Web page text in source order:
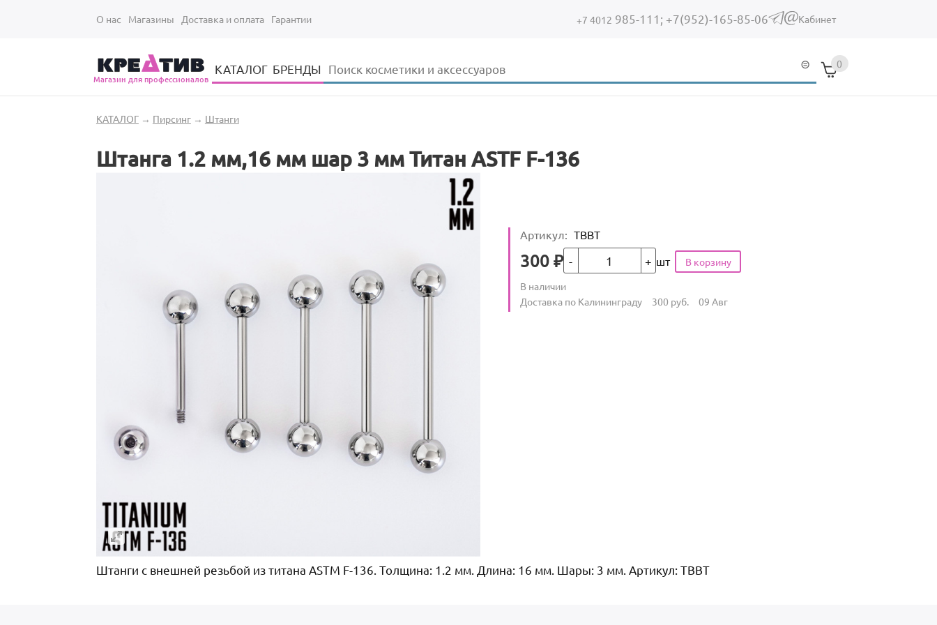
О нас Магазины Доставка и оплата Гарантии +7 4012 985-111; +7(952)-165-85-06 (link sends e-mail)
Кабинет
Магазин для профессионалов
КАТАЛОГ БРЕНДЫ Форма поиска
Поиск 0
Вы здесь
КАТАЛОГ→ Пирсинг→ Штанги
Штанга 1.2 мм,16 мм шар 3 мм Титан ASTF F-136
Артикул: TBBT
Цена
300 ₽Кол-во шт
Количество
В наличии
Условия доставки
Доставка по Калининграду 300 руб. 09 Авг
Штанги с внешней резьбой из титана ASTM F-136. Толщина: 1.2 мм. Длина: 16 мм. Шары: 3 мм. Артикул: TBBT